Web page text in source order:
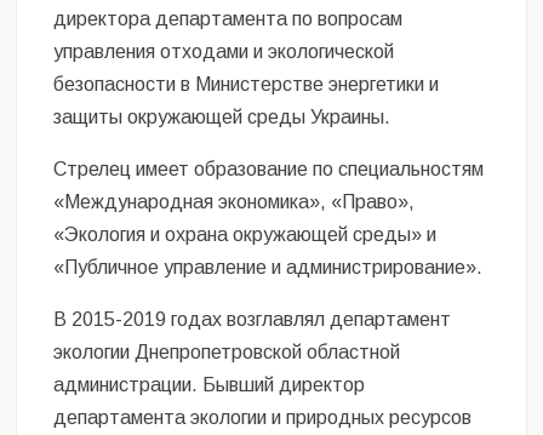
директора департамента по вопросам
управления отходами и экологической
безопасности в Министерстве энергетики и
защиты окружающей среды Украины.
Стрелец имеет образование по специальностям
«Международная экономика», «Право»,
«Экология и охрана окружающей среды» и
«Публичное управление и администрирование».
В 2015-2019 годах возглавлял департамент
экологии Днепропетровской областной
администрации. Бывший директор
департамента экологии и природных ресурсов